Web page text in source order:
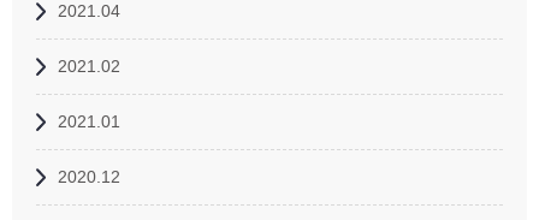
2021.04
2021.02
2021.01
2020.12